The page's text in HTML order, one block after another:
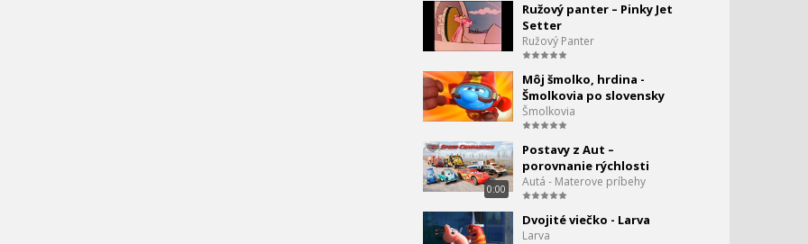
105. Larva - útok mravcov
Larva - povstanie kurčiat
Larva - basketball
Larva - bublinky
Ružový panter – Pinky Jet
Setter
Ružový Panter
Môj šmolko, hrdina -
Šmolkovia po slovensky
Šmolkovia
0:00
Postavy z Aut –
porovnanie rýchlosti
Autá - Materove príbehy
Dvojité viečko - Larva
Larva